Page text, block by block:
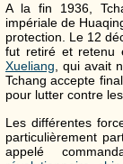
A la fin 1936,
impériale de
protection. Le 12
fut retiré et retenu
Xueliang , qui avait
Tchang accepte
pour lutter contre
Les différentes
particulièrement
appelé